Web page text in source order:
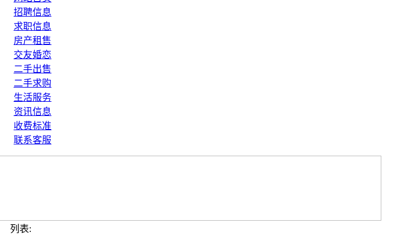
招聘信息
求职信息
房产租售
交友婚恋
二手出售
二手求购
生活服务
资讯信息
收费标准
联系客服
列表: